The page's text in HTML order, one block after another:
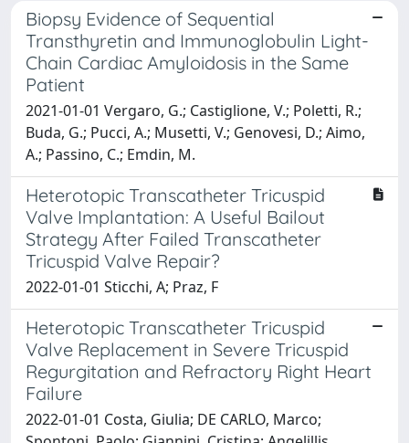
Biopsy Evidence of Sequential
Transthyretin and Immunoglobulin Light-
Chain Cardiac Amyloidosis in the Same
Patient
2021-01-01 Vergaro, G.; Castiglione, V.; Poletti, R.;
Buda, G.; Pucci, A.; Musetti, V.; Genovesi, D.; Aimo,
A.; Passino, C.; Emdin, M.
Heterotopic Transcatheter Tricuspid
Valve Implantation: A Useful Bailout
Strategy After Failed Transcatheter
Tricuspid Valve Repair?
2022-01-01 Sticchi, A; Praz, F
Heterotopic Transcatheter Tricuspid
Valve Replacement in Severe Tricuspid
Regurgitation and Refractory Right Heart
Failure
2022-01-01 Costa, Giulia; DE CARLO, Marco;